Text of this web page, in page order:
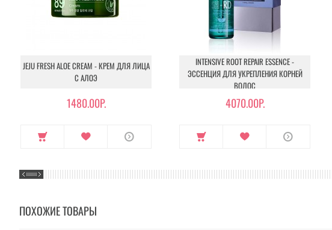
JEJU FRESH ALOE CREAM - КРЕМ ДЛЯ ЛИЦА
С АЛОЭ
1480.00Р.
INTENSIVE ROOT REPAIR ESSENCE -
ЭССЕНЦИЯ ДЛЯ УКРЕПЛЕНИЯ КОРНЕЙ
ВОЛОС
4070.00Р.
ПОХОЖИЕ ТОВАРЫ